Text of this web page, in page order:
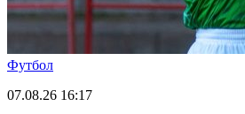
Футбол
07.08.26 16:17